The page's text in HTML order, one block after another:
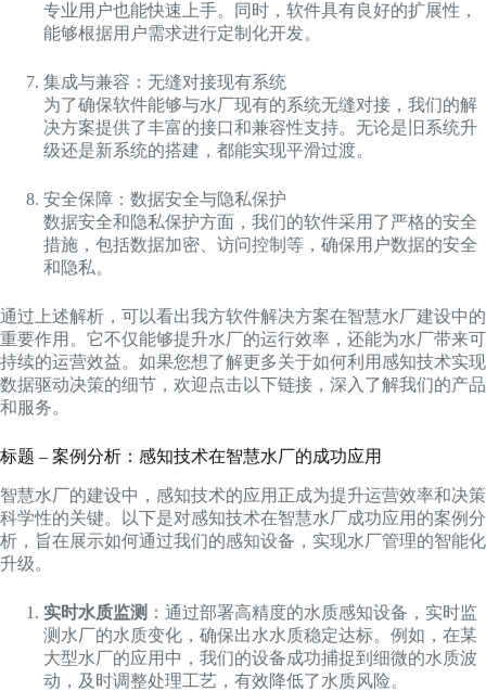
专业用户也能快速上手。同时，软件具有良好的扩展性，
能够根据用户需求进行定制化开发。
集成与兼容：无缝对接现有系统
为了确保软件能够与水厂现有的系统无缝对接，我们的解
决方案提供了丰富的接口和兼容性支持。无论是旧系统升
级还是新系统的搭建，都能实现平滑过渡。
安全保障：数据安全与隐私保护
数据安全和隐私保护方面，我们的软件采用了严格的安全
措施，包括数据加密、访问控制等，确保用户数据的安全
和隐私。
通过上述解析，可以看出我方软件解决方案在智慧水厂建设中的
重要作用。它不仅能够提升水厂的运行效率，还能为水厂带来可
持续的运营效益。如果您想了解更多关于如何利用感知技术实现
数据驱动决策的细节，欢迎点击以下链接，深入了解我们的产品
和服务。
标题 – 案例分析：感知技术在智慧水厂的成功应用
智慧水厂的建设中，感知技术的应用正成为提升运营效率和决策
科学性的关键。以下是对感知技术在智慧水厂成功应用的案例分
析，旨在展示如何通过我们的感知设备，实现水厂管理的智能化
升级。
实时水质监测 ：通过部署高精度的水质感知设备，实时监
测水厂的水质变化，确保出水水质稳定达标。例如，在某
大型水厂的应用中，我们的设备成功捕捉到细微的水质波
动，及时调整处理工艺，有效降低了水质风险。